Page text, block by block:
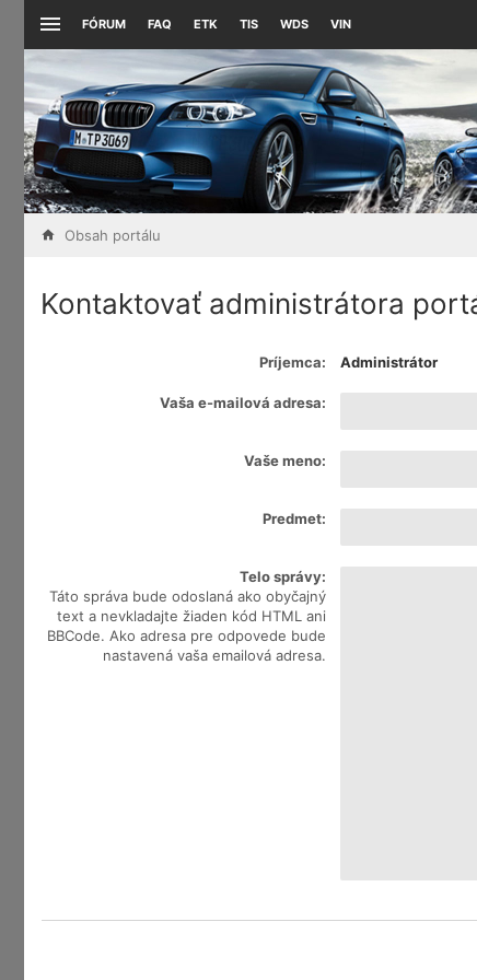
FÓRUM FAQ ETK TIS WDS VIN
Obsah portálu
Kontaktovať administrátora
Príjemca: Administrátor
Vaša e-mailová adresa:
Vaše meno:
Predmet:
Telo správy:
Táto správa bude odoslaná ako obyčajný
text a nevkladajte žiaden kód HTML ani
BBCode. Ako adresa pre odpovede bude
nastavená vaša emailová adresa.